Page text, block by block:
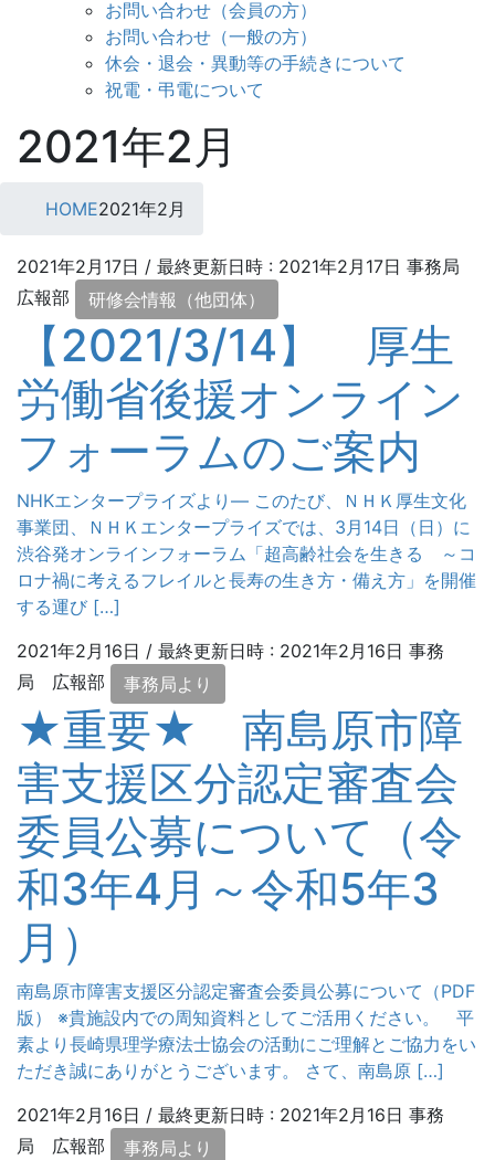
お問い合わせ（会員の方）
お問い合わせ（一般の方）
休会・退会・異動等の手続きについて
祝電・弔電について
2021年2月
HOME2021年2月
2021年2月17日 / 最終更新日時 : 2021年2月17日 事務局
広報部
研修会情報（他団体）
【2021/3/14】 厚生
労働省後援オンライン
フォーラムのご案内
NHKエンタープライズより― このたび、ＮＨＫ厚生文化
事業団、ＮＨＫエンタープライズでは、3月14日（日）に
渋谷発オンラインフォーラム「超高齢社会を生きる ～コ
ロナ禍に考えるフレイルと長寿の生き方・備え方」を開催
する運び […]
2021年2月16日 / 最終更新日時 : 2021年2月16日 事務
局 広報部
事務局より
★重要★ 南島原市障
害支援区分認定審査会
委員公募について（令
和3年4月～令和5年3
月）
南島原市障害支援区分認定審査会委員公募について（PDF
版） ※貴施設内での周知資料としてご活用ください。 平
素より長崎県理学療法士協会の活動にご理解とご協力をい
ただき誠にありがとうございます。 さて、南島原 […]
2021年2月16日 / 最終更新日時 : 2021年2月16日 事務
局 広報部
事務局より